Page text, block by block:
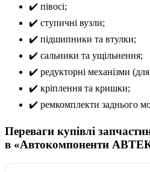
✔️ півосі;
✔️ ступичні вузли;
✔️ підшипники та втулки;
✔️ сальники та ущільнення;
✔️ редукторні механізми
✔️ кріплення та кришки;
✔️ ремкомплекти заднього
Переваги купівлі
в «Автокомпоненти